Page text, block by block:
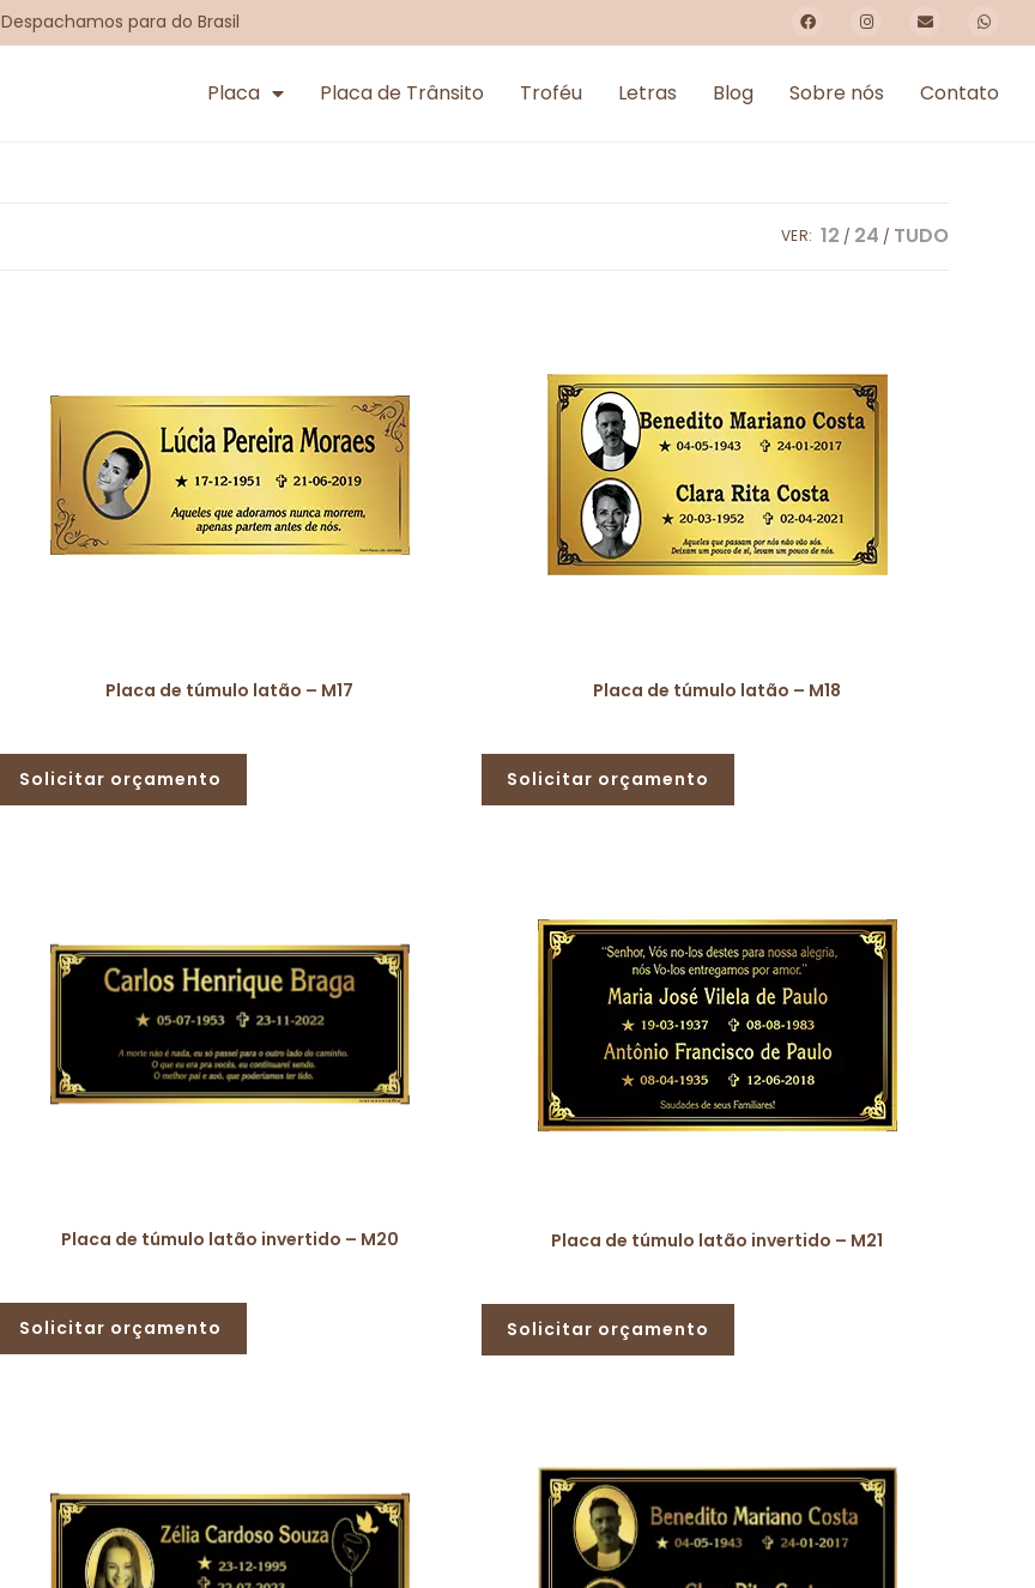
Despachamos para do Brasil
Placa Placa de Trânsito Troféu Letras Blog Sobre nós Contato
VER: 12 24 TUDO
Placa de túmulo latão – M17
Solicitar orçamento
Placa de túmulo latão – M18
Solicitar orçamento
Placa de túmulo latão invertido – M20
Solicitar orçamento
Placa de túmulo latão invertido – M21
Solicitar orçamento